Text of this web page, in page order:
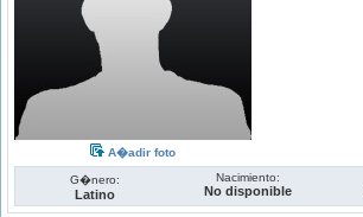
A�adir foto
G�nero:
Latino
Nacimiento:
No disponible